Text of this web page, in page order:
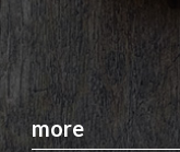
more